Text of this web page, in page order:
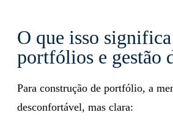
O que isso
portfólios e gestão
Para construção de portfólio, a
desconfortável, mas clara: